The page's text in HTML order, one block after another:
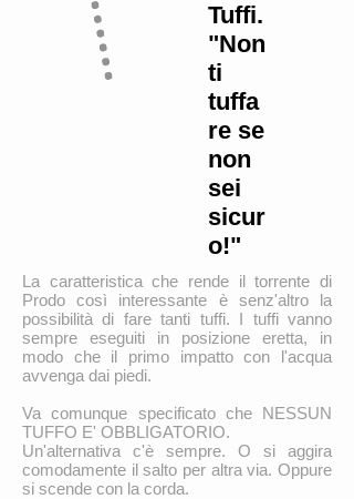
Tuffi.
"Non
ti
tuffa
re se
non
sei
sicur
o!"
La caratteristica che rende il torrente di
Prodo così interessante è senz'altro la
possibilità di fare tanti tuffi. I tuffi vanno
sempre eseguiti in posizione eretta, in
modo che il primo impatto con l'acqua
avvenga dai piedi.
Va comunque specificato che NESSUN
TUFFO E' OBBLIGATORIO.
Un'alternativa c'è sempre. O si aggira
comodamente il salto per altra via. Oppure
si scende con la corda.